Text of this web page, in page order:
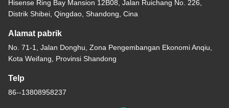
Hisense Ring Bay Mansion 12B08, Jalan Ruichang No. 226,
Distrik Shibei, Qingdao, Shandong, Cina
Alamat pabrik
No. 71-1, Jalan Donghu, Zona Pengembangan Ekonomi Anqiu,
Kota Weifang, Provinsi Shandong
Telp
86--13808958237